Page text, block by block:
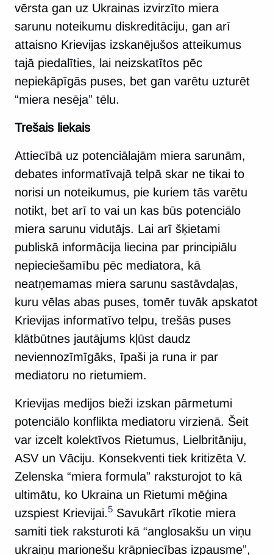
vērsta gan uz Ukrainas izvirzīto miera
sarunu noteikumu diskreditāciju, gan arī
attaisno Krievijas izskanējušos atteikumus
tajā piedalīties, lai neizskatītos pēc
nepiekāpīgās puses, bet gan varētu uzturēt
“miera nesēja” tēlu.
Trešais liekais
Attiecībā uz potenciālajām miera sarunām,
debates informatīvajā telpā skar ne tikai to
norisi un noteikumus, pie kuriem tās varētu
notikt, bet arī to vai un kas būs potenciālo
miera sarunu vidutājs. Lai arī šķietami
publiskā informācija liecina par principiālu
nepieciešamību pēc mediatora, kā
neatņemamas miera sarunu sastāvdaļas,
kuru vēlas abas puses, tomēr tuvāk apskatot
Krievijas informatīvo telpu, trešās puses
klātbūtnes jautājums kļūst daudz
neviennozīmīgāks, īpaši ja runa ir par
mediatoru no rietumiem.
Krievijas medijos bieži izskan pārmetumi
potenciālo konflikta mediatoru virzienā. Šeit
var izcelt kolektīvos Rietumus, Lielbritāniju,
ASV un Vāciju. Konsekventi tiek kritizēta V.
Zelenska “miera formula” raksturojot to kā
ultimātu, ko Ukraina un Rietumi mēģina
uzspiest Krievijai.5 Savukārt rīkotie miera
samiti tiek raksturoti kā “anglosakšu un viņu
ukraiņu marionešu krāpniecības izpausme”,